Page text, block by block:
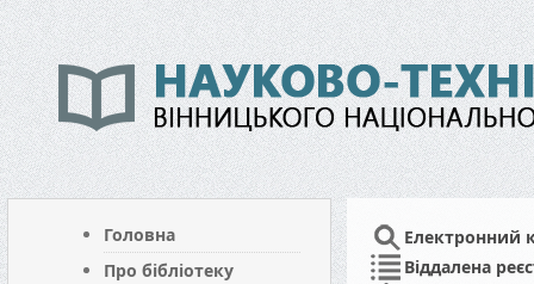
Головна
Про бібліотеку
Електронний
Віддалена